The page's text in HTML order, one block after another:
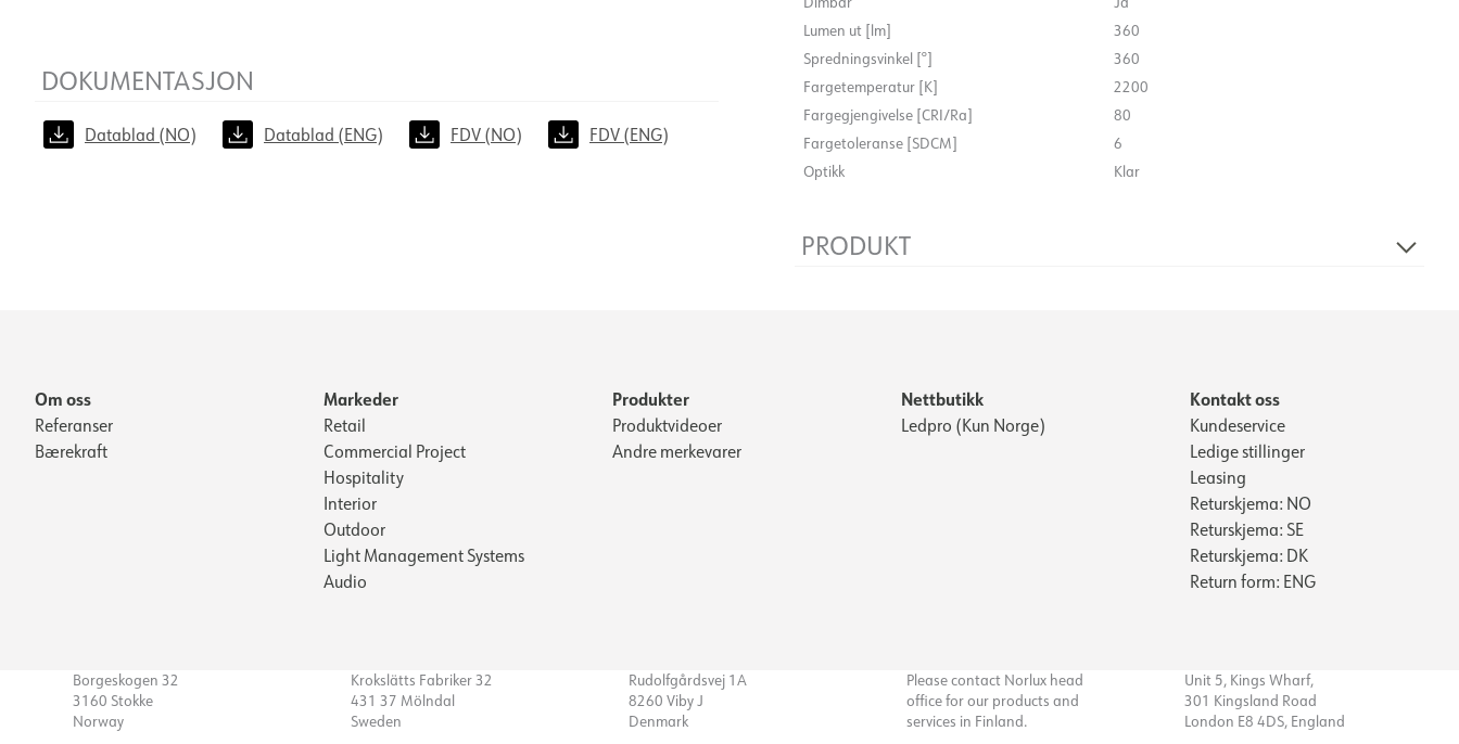
DOKUMENTASJON
Datablad (NO) Datablad (ENG) FDV (NO) FDV (ENG)
Lumen ut [lm]
360
Spredningsvinkel [°]
360
Fargetemperatur [K]
2200
Fargegjengivelse [CRI/Ra]
80
Fargetoleranse [SDCM]
6
Optikk
Klar
PRODUKT
Om oss
Referanser
Bærekraft
Markeder
Retail
Commercial Project
Hospitality
Interior
Outdoor
Light Management Systems
Audio
Produkter
Produktvideoer
Andre merkevarer
Nettbutikk
Ledpro (Kun Norge)
Kontakt oss
Kundeservice
Ledige stillinger
Leasing
Returskjema: NO
Returskjema: SE
Returskjema: DK
Return form: ENG
Borgeskogen 32
3160 Stokke
Norway
Krokslätts Fabriker 32
431 37 Mölndal
Sweden
Rudolfgårdsvej 1A
8260 Viby J
Denmark
Please contact Norlux head
office for our products and
services in Finland.
Unit 5, Kings Wharf,
301 Kingsland Road
London E8 4DS, England